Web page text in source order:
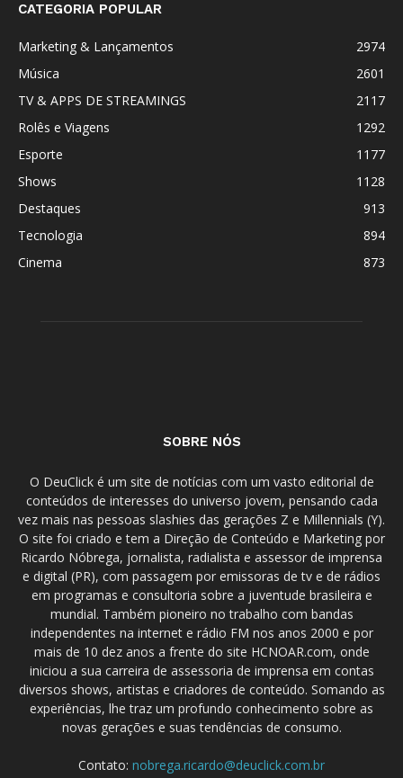
CATEGORIA POPULAR
Marketing & Lançamentos
2974
Música
2601
TV & APPS DE STREAMINGS
2117
Rolês e Viagens
1292
Esporte
1177
Shows
1128
Destaques
913
Tecnologia
894
Cinema
873
SOBRE NÓS
O DeuClick é um site de notícias com um vasto editorial de
conteúdos de interesses do universo jovem, pensando cada
vez mais nas pessoas slashies das gerações Z e Millennials (Y).
O site foi criado e tem a Direção de Conteúdo e Marketing por
Ricardo Nóbrega, jornalista, radialista e assessor de imprensa
e digital (PR), com passagem por emissoras de tv e de rádios
em programas e consultoria sobre a juventude brasileira e
mundial. Também pioneiro no trabalho com bandas
independentes na internet e rádio FM nos anos 2000 e por
mais de 10 dez anos a frente do site HCNOAR.com, onde
iniciou a sua carreira de assessoria de imprensa em contas
diversos shows, artistas e criadores de conteúdo. Somando as
experiências, lhe traz um profundo conhecimento sobre as
novas gerações e suas tendências de consumo.
Contato: nobrega.ricardo@deuclick.com.br